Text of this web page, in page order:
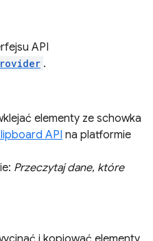
API
.
elementy ze schowka
API na platformie
Przeczytaj dane, które